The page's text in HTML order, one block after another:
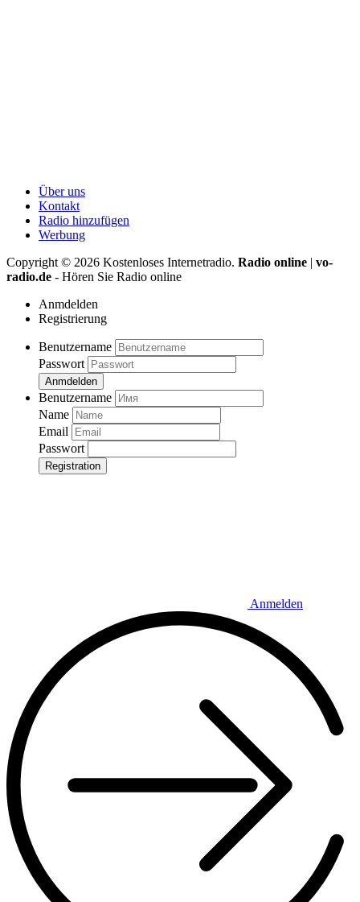
Über uns
Kontakt
Radio hinzufügen
Werbung
Copyright © 2026 Kostenloses Internetradio. Radio online | vo-
radio.de - Hören Sie Radio online
Anmdelden
Registrierung
Benutzername
Passwort
Anmdelden
Benutzername
Name
Email
Passwort
Registration
Anmelden